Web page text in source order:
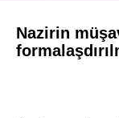
Nazirin